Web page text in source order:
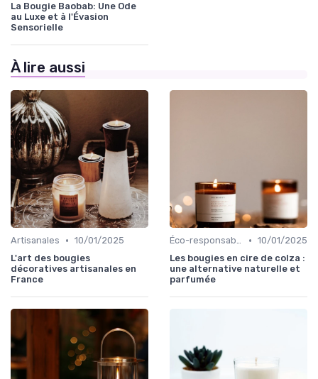
La Bougie Baobab: Une Ode
au Luxe et à l'Évasion
Sensorielle
À lire aussi
Artisanales • 10/01/2025
L'art des bougies
décoratives artisanales en
France
Éco-responsables • 10/01/2025
Les bougies en cire de colza :
une alternative naturelle et
parfumée